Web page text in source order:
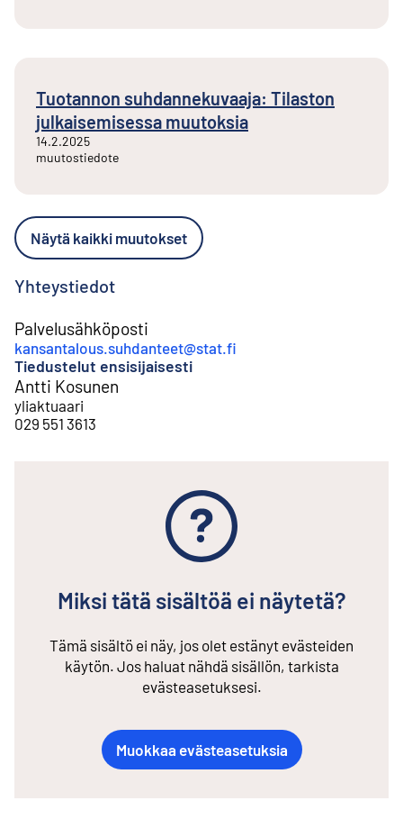
Tuotannon suhdannekuvaaja: Tilaston
julkaisemisessa muutoksia
14.2.2025
muutostiedote
Näytä kaikki muutokset
Yhteystiedot
Palvelusähköposti
kansantalous.suhdanteet@stat.fi
Tiedustelut ensisijaisesti
Antti Kosunen
yliaktuaari
029 551 3613
Miksi tätä sisältöä ei näytetä?
Tämä sisältö ei näy, jos olet estänyt evästeiden
käytön. Jos haluat nähdä sisällön, tarkista
evästeasetuksesi.
Muokkaa evästeasetuksia